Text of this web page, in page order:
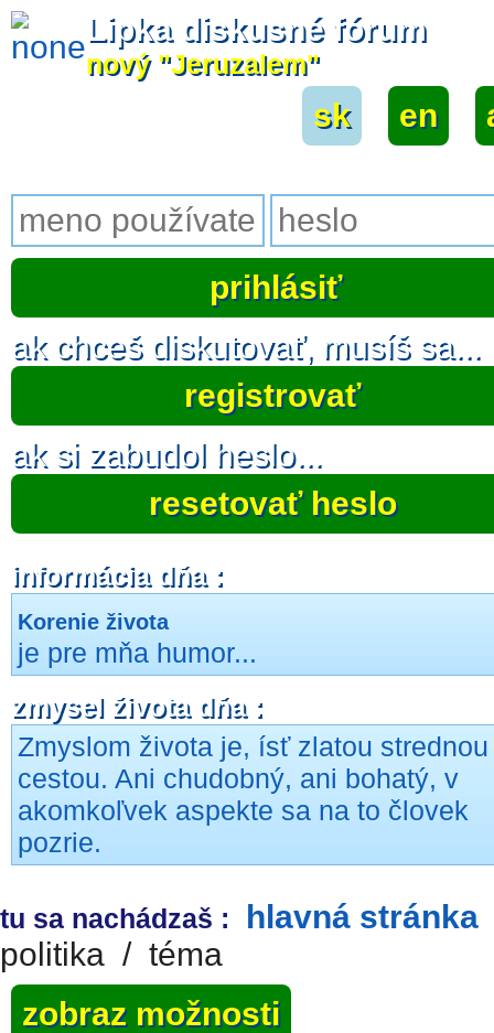
Lipka diskusné fórum
nový "Jeruzalem"
sk en
ak chceš diskutovať, musíš sa...
registrovať
ak si zabudol heslo...
resetovať heslo
informácia dňa :
Korenie života
je pre mňa humor...
zmysel života dňa :
Zmyslom života je, ísť zlatou strednou
cestou. Ani chudobný, ani bohatý, v
akomkoľvek aspekte sa na to človek
pozrie.
tu sa nachádzaš : hlavná stránka
politika / téma
zobraz možnosti